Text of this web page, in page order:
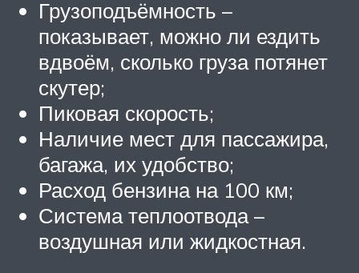
Грузоподъёмность –
показывает, можно ли ездить
вдвоём, сколько груза потянет
скутер;
Пиковая скорость;
Наличие мест для пассажира,
багажа, их удобство;
Расход бензина на 100 км;
Система теплоотвода –
воздушная или жидкостная.